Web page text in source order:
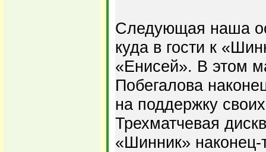
Следующая наша
куда в гости к
«Енисей». В этом
Побегалова
на поддержку
Трехматчевая
«Шинник» наконец-